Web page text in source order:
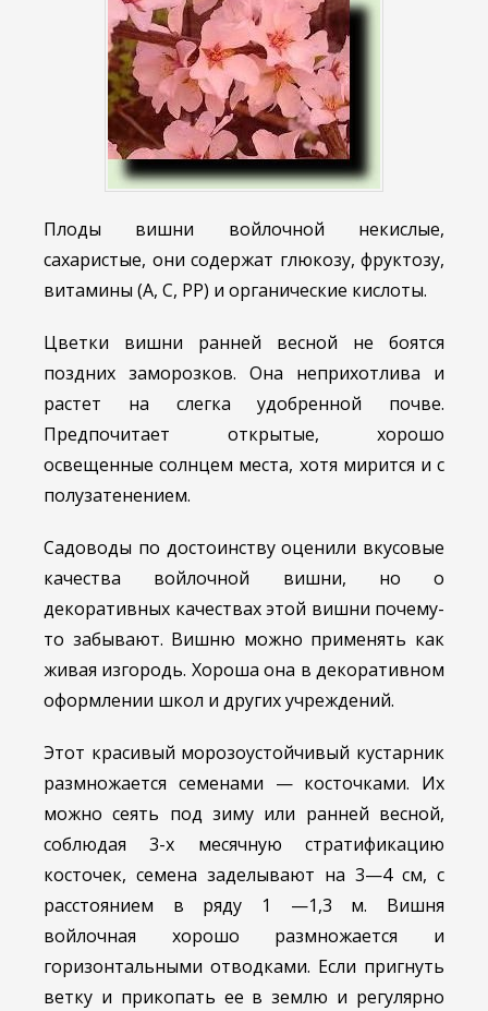
Плоды вишни войлочной некислые,
сахаристые, они содержат глюкозу, фруктозу,
витамины (А, С, РР) и органические кислоты.
Цветки вишни ранней весной не боятся
поздних заморозков. Она неприхотлива и
растет на слегка удобренной почве.
Предпочитает открытые, хорошо
освещенные солнцем места, хотя мирится и с
полузатенением.
Садоводы по достоинству оценили вкусовые
качества войлочной вишни, но о
декоративных качествах этой вишни почему-
то забывают. Вишню можно применять как
живая изгородь. Хороша она в декоративном
оформлении школ и других учреждений.
Этот красивый морозоустойчивый кустарник
размножается семенами — косточками. Их
можно сеять под зиму или ранней весной,
соблюдая 3-х месячную стратификацию
косточек, семена заделывают на 3—4 см, с
расстоянием в ряду 1 —1,3 м. Вишня
войлочная хорошо размножается и
горизонтальными отводками. Если пригнуть
ветку и прикопать ее в землю и регулярно